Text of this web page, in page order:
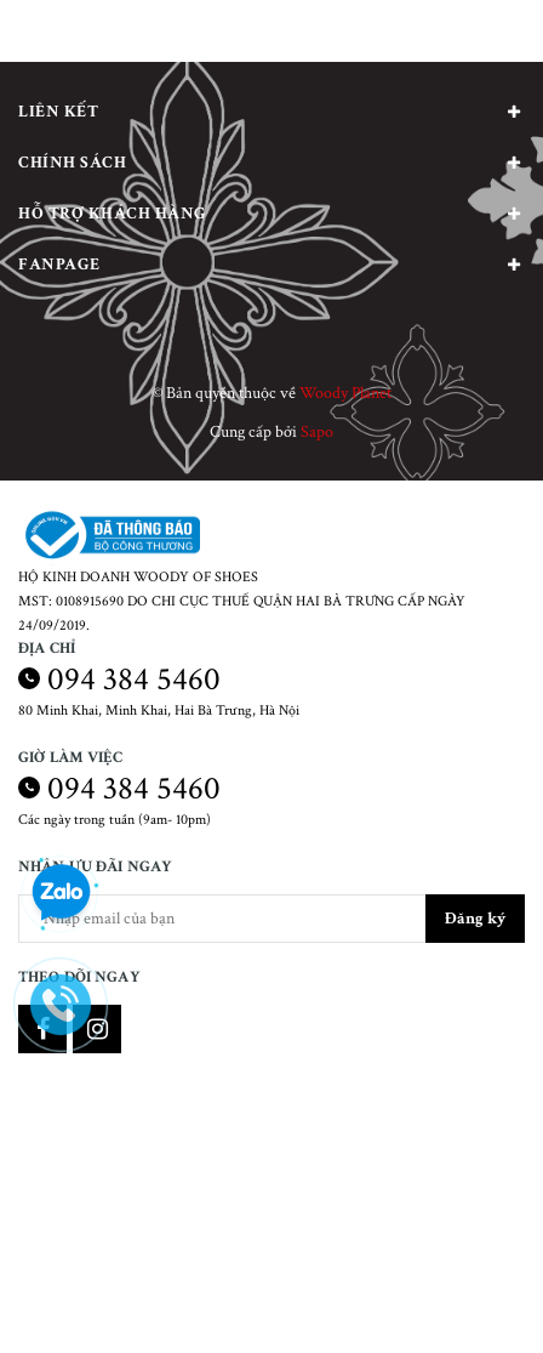
LIÊN KẾT
CHÍNH SÁCH
HỖ TRỢ KHÁCH HÀNG
FANPAGE
© Bản quyền thuộc vềWoody Planet
Cung cấp bởiSapo
HỘ KINH DOANH WOODY OF SHOES
MST: 0108915690 DO CHI CỤC THUẾ QUẬN HAI BÀ TRƯNG CẤP NGÀY
24/09/2019.
ĐỊA CHỈ
094 384 5460
80 Minh Khai, Minh Khai, Hai Bà Trưng, Hà Nội
GIỜ LÀM VIỆC
094 384 5460
Các ngày trong tuần (9am- 10pm)
NHẬN ƯU ĐÃI NGAY
Đăng ký
THEO DÕI NGAY